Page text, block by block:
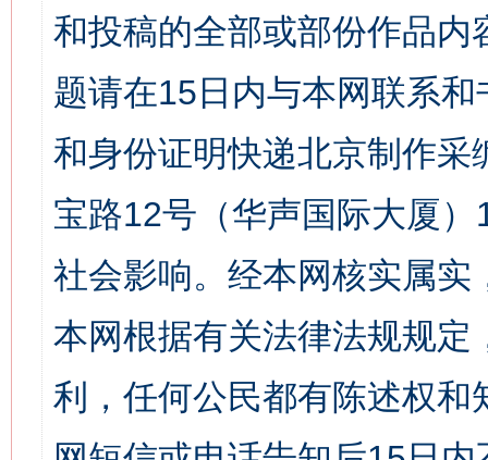
和投稿的全部或部份作品
题请在15日内与本网联系
和身份证明快递北京制作
宝路12号（华声国际大厦
社会影响。经本网核实属
本网根据有关法律法规规
利，任何公民都有陈述权